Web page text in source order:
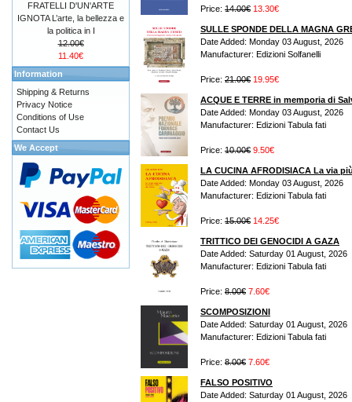
Price: 14.00€ 13.30€
SULLE SPONDE DELLA MAGNA
Date Added: Monday 03 August, 2026
Manufacturer: Edizioni Solfanelli
Price: 21.00€ 19.95€
ACQUE E TERRE in memporia di
Date Added: Monday 03 August, 2026
Manufacturer: Edizioni Tabula fati
Price: 10.00€ 9.50€
LA CUCINA AFRODISIACA La via
Date Added: Monday 03 August, 2026
Manufacturer: Edizioni Tabula fati
Price: 15.00€ 14.25€
TRITTICO DEI GENOCIDI A GAZA
Date Added: Saturday 01 August, 2026
Manufacturer: Edizioni Tabula fati
Price: 8.00€ 7.60€
SCOMPOSIZIONI
Date Added: Saturday 01 August, 2026
Manufacturer: Edizioni Tabula fati
Price: 8.00€ 7.60€
FALSO POSITIVO
Date Added: Saturday 01 August, 2026
FRATELLI D'UN'ARTE
IGNOTA L’arte, la bellezza e
la politica in I
12.00€
11.40€
Information
Shipping & Returns
Privacy Notice
Conditions of Use
Contact Us
We Accept